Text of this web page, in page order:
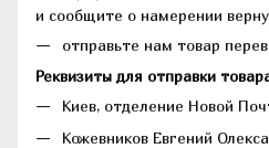
и сообщите о намерении
отправьте нам товар
Реквизиты для отправки
Киев, отделение Новой
Кожевников Евгений